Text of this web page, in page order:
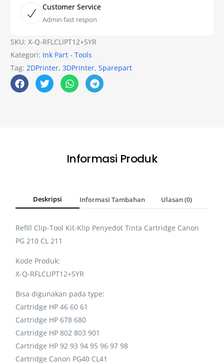
Customer Service
Admin fast respon
SKU:X-Q-RFLCLIPT12+SYR
Kategori: Ink Part - Tools
Tag:2DPrinter,3DPrinter,Sparepart
Informasi Produk
Deskripsi Informasi Tambahan Ulasan (0)
Refill Clip-Tool Kit-Klip Penyedot Tinta Cartridge Canon
PG 210 CL 211
Kode Produk:
X-Q-RFLCLIPT12+SYR
Bisa digunakan pada type:
Cartridge HP 46 60 61
Cartridge HP 678 680
Cartridge HP 802 803 901
Cartridge HP 92 93 94 95 96 97 98
Cartridge Canon PG40 CL41